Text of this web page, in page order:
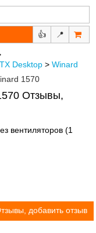
👍 📍
Desktop > Winard
Отзывы,
вентиляторов (1
добавить отзыв